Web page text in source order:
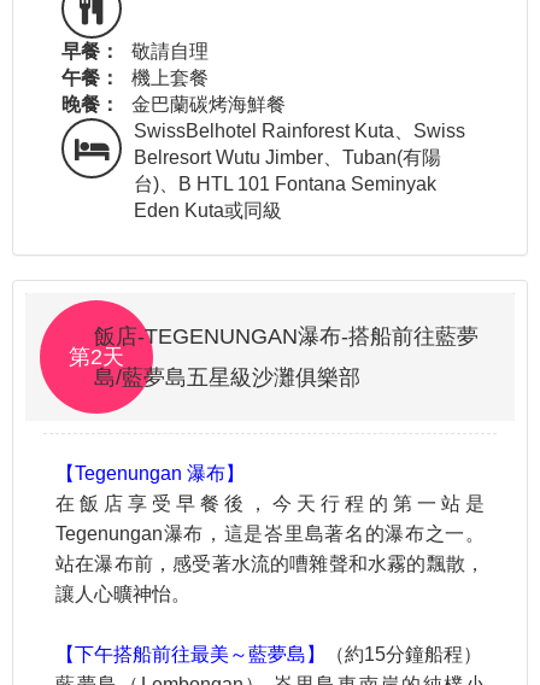
早餐：
敬請自理
午餐：
機上套餐
晚餐：
金巴蘭碳烤海鮮餐
SwissBelhotel Rainforest Kuta、Swiss
Belresort Wutu Jimber、Tuban(有陽
台)、B HTL 101 Fontana Seminyak
Eden Kuta或同級
第2天
飯店-TEGENUNGAN瀑布-搭船前往藍夢
島/藍夢島五星級沙灘俱樂部
【Tegenungan 瀑布】
在飯店享受早餐後，今天行程的第一站是
Tegenungan瀑布，這是峇里島著名的瀑布之一。
站在瀑布前，感受著水流的嘈雜聲和水霧的飄散，
讓人心曠神怡。
【下午搭船前往最美～藍夢島】
（約15分鐘船程）